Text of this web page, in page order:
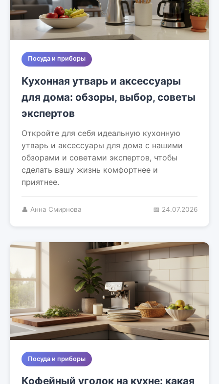
Посуда и приборы
Кухонная утварь и аксессуары
для дома: обзоры, выбор, советы
экспертов
Откройте для себя идеальную кухонную
утварь и аксессуары для дома с нашими
обзорами и советами экспертов, чтобы
сделать вашу жизнь комфортнее и
приятнее.
👤 Анна Смирнова 📅 24.07.2026
Посуда и приборы
Кофейный уголок на кухне: какая